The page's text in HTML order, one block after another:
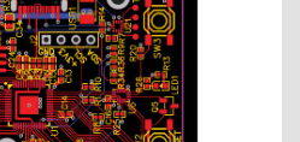
b
e
s
t